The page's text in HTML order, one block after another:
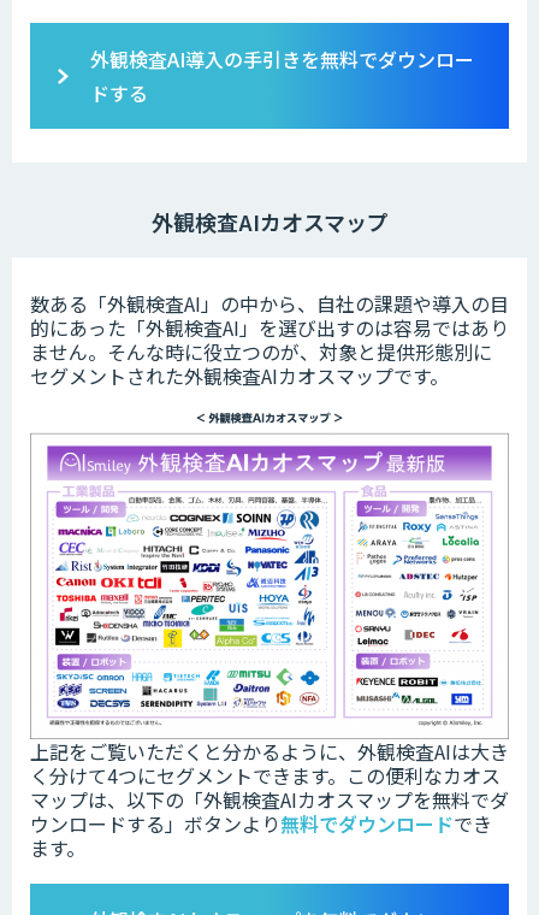
外観検査AI導入の手引きを無料でダウンロー
ドする
外観検査AIカオスマップ
数ある「外観検査AI」の中から、自社の課題や導入の目
的にあった「外観検査AI」を選び出すのは容易ではあり
ません。そんな時に役立つのが、対象と提供形態別に
セグメントされた外観検査AIカオスマップです。
上記をご覧いただくと分かるように、外観検査AIは大き
く分けて4つにセグメントできます。この便利なカオス
マップは、以下の「外観検査AIカオスマップを無料でダ
ウンロードする」ボタンより無料でダウンロードでき
ます。